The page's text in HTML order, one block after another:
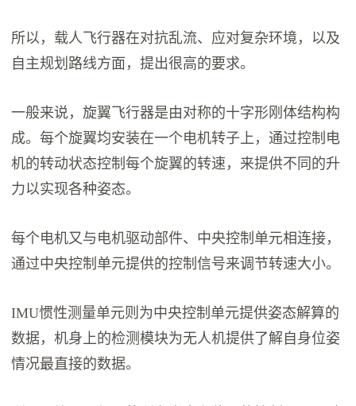
所以，载人飞行器在对抗乱流、应对复杂环境，以及
自主规划路线方面，提出很高的要求。
一般来说，旋翼飞行器是由对称的十字形刚体结构构
成。每个旋翼均安装在一个电机转子上，通过控制电
机的转动状态控制每个旋翼的转速，来提供不同的升
力以实现各种姿态。
每个电机又与电机驱动部件、中央控制单元相连接，
通过中央控制单元提供的控制信号来调节转速大小。
IMU惯性测量单元则为中央控制单元提供姿态解算的
数据，机身上的检测模块为无人机提供了解自身位姿
情况最直接的数据。